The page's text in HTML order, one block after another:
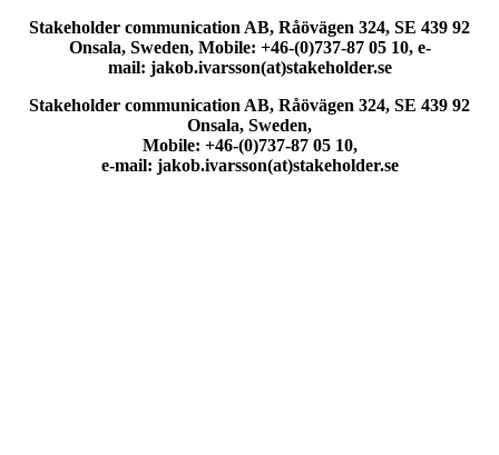
Stakeholder communication AB, Råövägen 324, SE 439 92
Onsala, Sweden, Mobile: +46-(0)737-87 05 10, e-
mail: jakob.ivarsson(at)stakeholder.se
Stakeholder communication AB, Råövägen 324, SE 439 92
Onsala, Sweden,
Mobile: +46-(0)737-87 05 10,
e-mail: jakob.ivarsson(at)stakeholder.se